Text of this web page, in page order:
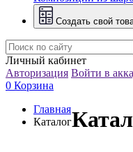
Создать свой
Личный кабинет
Авторизация Войти в
0 Корзина
Главная
Каталог